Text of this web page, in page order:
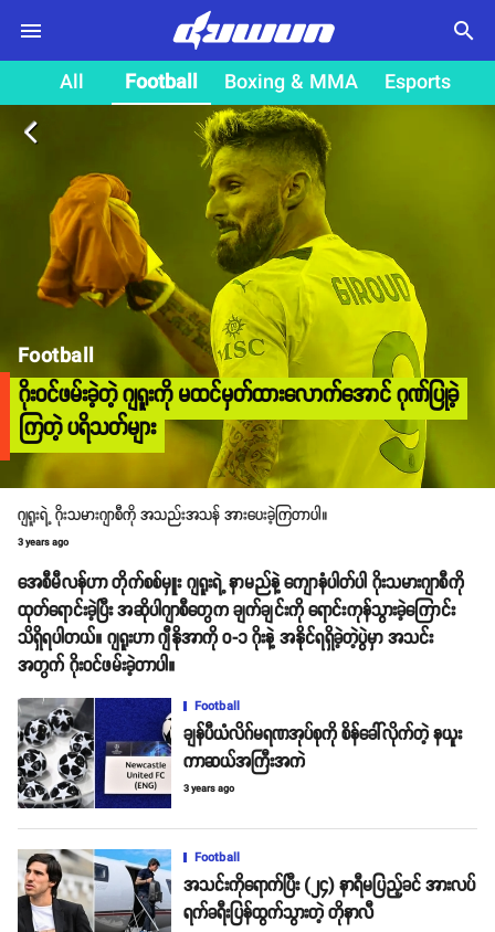
search
All Football Boxing & MMA Esports
arrow_back_ios
Football
ဂိုးဝင်ဖမ်းခဲ့တဲ့ ဂျရူးကို မထင်မှတ်ထားလောက်အောင် ဂုဏ်ပြုခဲ့
ကြတဲ့ ပရိသတ်များ
ဂျရူးရဲ့ ဂိုးသမားဂျာစီကို အသည်းအသန် အားပေးခဲ့ကြတာပါ။
3 years ago
အေစီမီလန်ဟာ တိုက်စစ်မှူး ဂျရူးရဲ့ နာမည်နဲ့ ကျောနံပါတ်ပါ ဂိုးသမားဂျာစီကို
ထုတ်ရောင်းခဲ့ပြီး အဆိုပါဂျာစီတွေက ချက်ချင်းကို ရောင်းကုန်သွားခဲ့ကြောင်း
သိရှိရပါတယ်။ ဂျရူးဟာ ဂျီနိုအာကို ၀-၁ ဂိုးနဲ့ အနိုင်ရရှိခဲ့တဲ့ပွဲမှာ အသင်း
အတွက် ဂိုးဝင်ဖမ်းခဲ့တာပါ။
Football
ချန်ပီယံလိဂ်မရဏအုပ်စုကို စိန်ခေါ်လိုက်တဲ့ နယူး
ကာဆယ်အကြီးအကဲ
3 years ago
Football
အသင်းကိုရောက်ပြီး (၂၄) နာရီမပြည့်ခင် အားလပ်
ရက်ခရီးပြန်ထွက်သွားတဲ့ တိုနာလီ